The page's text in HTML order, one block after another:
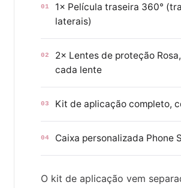
01
1× Película traseira 360°
laterais)
02
2× Lentes de proteção
cada lente
03 Kit de aplicação completo,
04 Caixa personalizada Phone
O kit de aplicação vem